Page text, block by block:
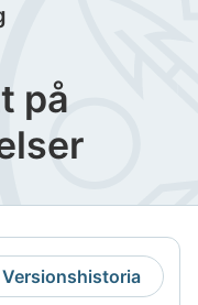
på
Versionshistoria